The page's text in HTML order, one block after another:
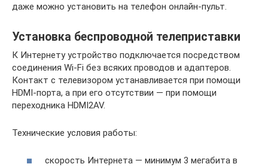
даже можно установить на телефон онлайн-пульт.
Установка беспроводной телеприставки
К Интернету устройство подключается посредством
соединения Wi-Fi без всяких проводов и адаптеров.
Контакт с телевизором устанавливается при помощи
HDMI-порта, а при его отсутствии — при помощи
переходника HDMI2AV.
Технические условия работы:
скорость Интернета — минимум 3 мегабита в